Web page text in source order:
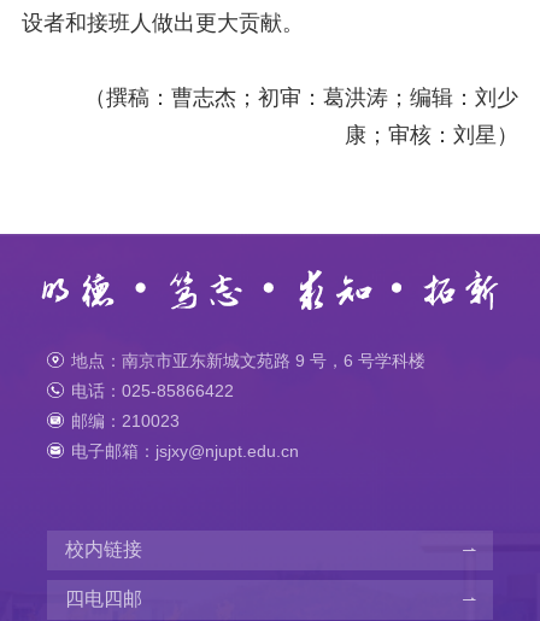
设者和接班人做出更大贡献。
（撰稿：曹志杰；初审：葛洪涛；编辑：刘少
康；审核：刘星）
地点：南京市亚东新城文苑路 9 号，6 号学科楼
电话：025-85866422
邮编：210023
电子邮箱：jsjxy@njupt.edu.cn
校内链接
四电四邮